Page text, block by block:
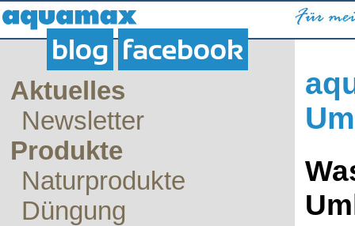
blog facebook
Aktuelles
Newsletter
Produkte
Naturprodukte
Düngung